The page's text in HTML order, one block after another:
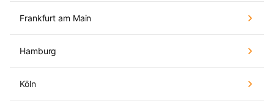
Frankfurt am Main
Hamburg
Köln